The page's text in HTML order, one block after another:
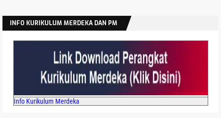
INFO KURIKULUM MERDEKA DAN PM
Info Kurikulum Merdeka